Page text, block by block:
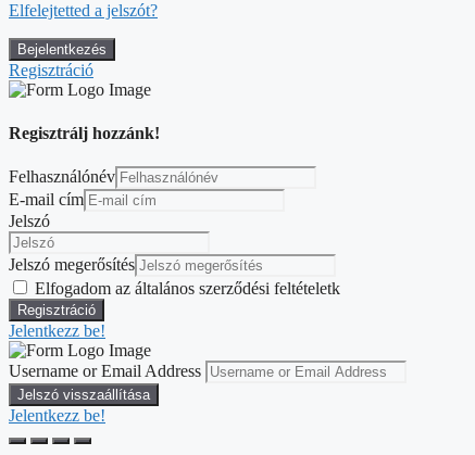
Elfelejtetted a jelszót?
Regisztráció
Regisztrálj hozzánk!
Felhasználónév
E-mail cím
Jelszó
Jelszó megerősítés
Elfogadom az általános szerződési feltételetk
Jelentkezz be!
Username or Email Address
Jelentkezz be!